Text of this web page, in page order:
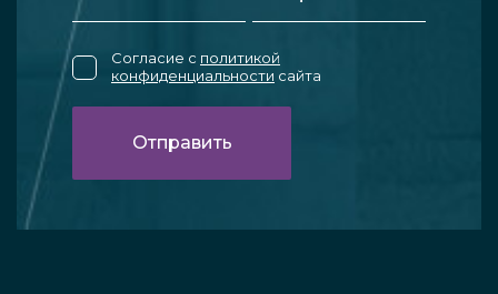
Согласие с политикой
конфиденциальности сайта